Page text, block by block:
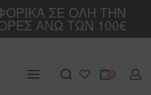
ΣΕ ΟΛΗ ΤΗΝ
ΑΝΩ ΤΩΝ 100€